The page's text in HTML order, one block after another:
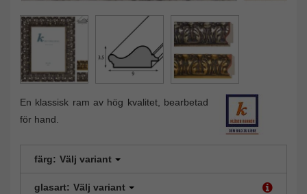
En klassisk ram av hög kvalitet, bearbetad
för hand.
färg: Välj variant
glasart: Välj variant